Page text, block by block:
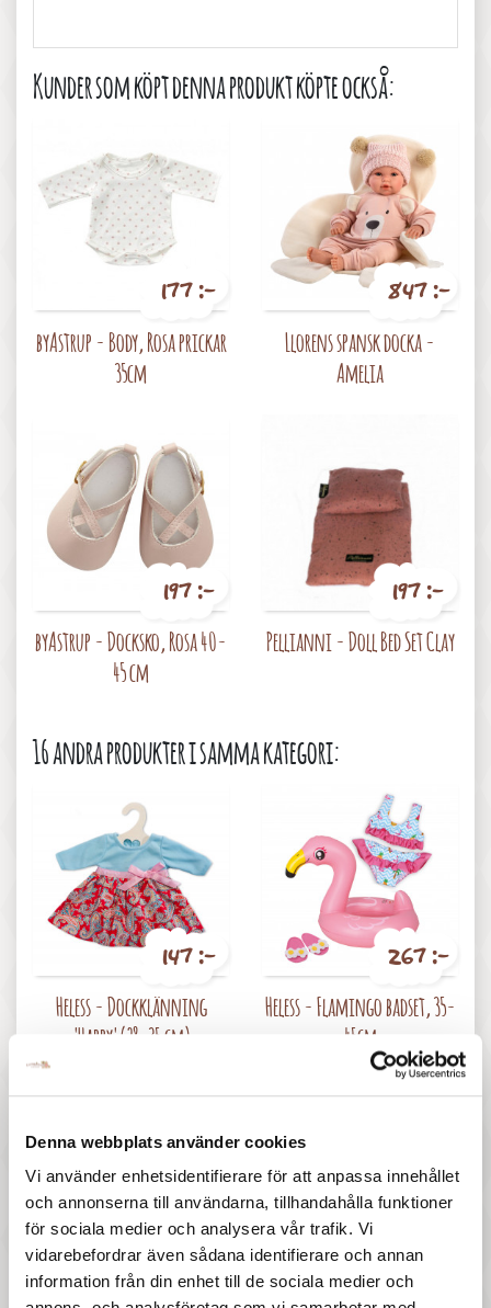
Denna webbplats använder cookies
Vi använder enhetsidentifierare för att anpassa innehållet
och annonserna till användarna, tillhandahålla funktioner
för sociala medier och analysera vår trafik. Vi
vidarebefordrar även sådana identifierare och annan
information från din enhet till de sociala medier och
Kunder som köpt denna produkt köpte också:
177 :-
byAstrup - Body, Rosa prickar
35cm
847 :-
Llorens spansk docka -
Amelia
197 :-
byAstrup - Docksko, Rosa 40-
45 cm
197 :-
Pellianni - Doll Bed Set Clay
16 andra produkter i samma kategori:
147 :-
Heless - Dockklänning
'Happy' (28-35 cm)
267 :-
Heless - Flamingo badset, 35-
45cm
Pris
147 :-
Pris
247 :-